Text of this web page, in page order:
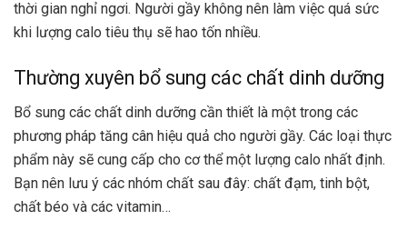
thời gian nghỉ ngơi. Người gầy không nên làm việc quá sức
khi lượng calo tiêu thụ sẽ hao tốn nhiều.
Thường xuyên bổ sung các chất dinh dưỡng
Bổ sung các chất dinh dưỡng cần thiết là một trong các
phương pháp tăng cân hiệu quả cho người gầy. Các loại thực
phẩm này sẽ cung cấp cho cơ thể một lượng calo nhất định.
Bạn nên lưu ý các nhóm chất sau đây: chất đạm, tinh bột,
chất béo và các vitamin…